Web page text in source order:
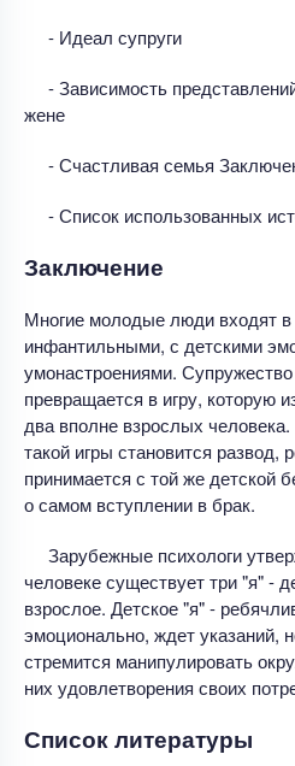
- Идеал супруги
- Зависимость
жене
- Счастливая семья
- Список использованных
Заключение
Многие молодые люди входят
инфантильными, с детскими
умонастроениями.
превращается в игру, которую
два вполне взрослых
такой игры становится развод,
принимается с той же детской
о самом вступлении в брак.
Зарубежные психологи
человеке существует три "я" -
взрослое. Детское "я" -
эмоционально, ждет указаний,
стремится манипулировать
них удовлетворения своих
Список литературы